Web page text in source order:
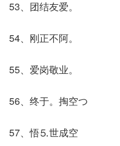
53、团结友爱。
54、刚正不阿。
55、爱岗敬业。
56、终于。掏空つ
57、悟⒌世成空